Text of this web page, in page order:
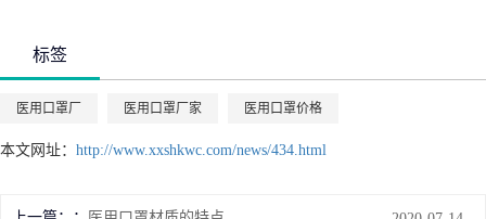
标签
医用口罩厂 医用口罩厂家 医用口罩价格
本文网址： http://www.xxshkwc.com/news/434.html